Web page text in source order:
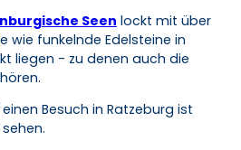
Seen lockt mit über
wie funkelnde Edelsteine in
liegen - zu denen auch die
Besuch in Ratzeburg ist
sehen.